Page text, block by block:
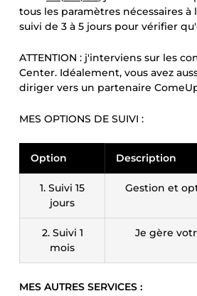
tous les paramètres nécessaires
suivi de 3 à 5 jours pour vérifier
ATTENTION : j'interviens sur les
Center. Idéalement, vous avez
diriger vers un partenaire
MES OPTIONS DE SUIVI :
Option Description
1. Suivi 15
jours
Gestion et
2. Suivi 1
mois
Je gère
MES AUTRES SERVICES :